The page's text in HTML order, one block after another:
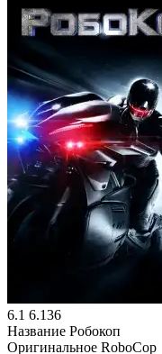
6.1 6.136
Название Робокоп
Оригинальное RoboCop